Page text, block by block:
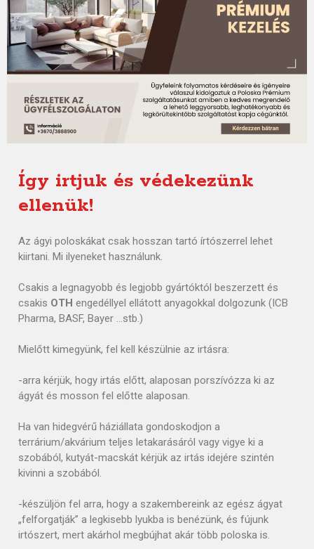
Így irtjuk és védekezünk
ellenük!
Az ágyi poloskákat csak hosszan tartó írtószerrel lehet
kiirtani. Mi ilyeneket használunk.
Csakis a legnagyobb és legjobb gyártóktól beszerzett és
csakis OTH engedéllyel ellátott anyagokkal dolgozunk (ICB
Pharma, BASF, Bayer …stb.)
Mielőtt kimegyünk, fel kell készülnie az irtásra:
-arra kérjük, hogy irtás előtt, alaposan porszívózza ki az
ágyát és mosson fel előtte alaposan.
Ha van hidegvérű háziállata gondoskodjon a
terrárium/akvárium teljes letakarásáról vagy vigye ki a
szobából, kutyát-macskát kérjük az irtás idejére szintén
kivinni a szobából.
-készüljön fel arra, hogy a szakembereink az egész ágyat
„felforgatják” a legkisebb lyukba is benézünk, és fújunk
irtószert, mert akárhol megbújhat akár több poloska is.